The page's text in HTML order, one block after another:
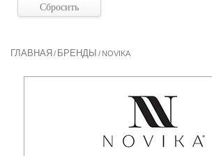
ГЛАВНАЯ / БРЕНДЫ / NOVIKA